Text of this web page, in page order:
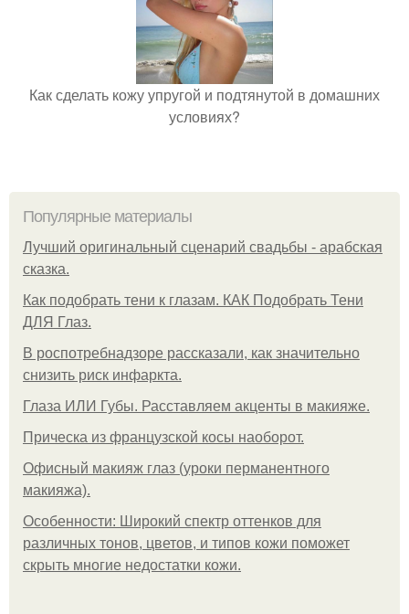
Как сделать кожу упругой и подтянутой в домашних
условиях?
Популярные материалы
Лучший оригинальный сценарий свадьбы - арабская
сказка.
Как подобрать тени к глазам. КАК Подобрать Тени
ДЛЯ Глаз.
В роспотребнадзоре рассказали, как значительно
снизить риск инфаркта.
Глаза ИЛИ Губы. Расставляем акценты в макияже.
Прическа из французской косы наоборот.
Офисный макияж глаз (уроки перманентного
макияжа).
Особенности: Широкий спектр оттенков для
различных тонов, цветов, и типов кожи поможет
скрыть многие недостатки кожи.